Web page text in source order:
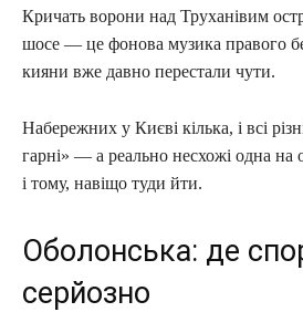
Кричать ворони над Труханівим
шосе — це фонова музика правого
кияни вже давно перестали чути.
Набережних у Києві кілька, і всі
гарні» — а реально несхожі одна на
і тому, навіщо туди йти.
Оболонська: де
серйозно